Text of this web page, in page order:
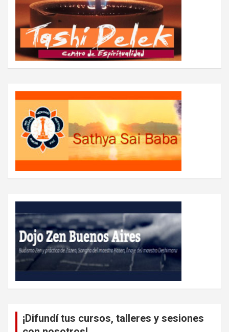
¡Difundí tus cursos, talleres y sesiones